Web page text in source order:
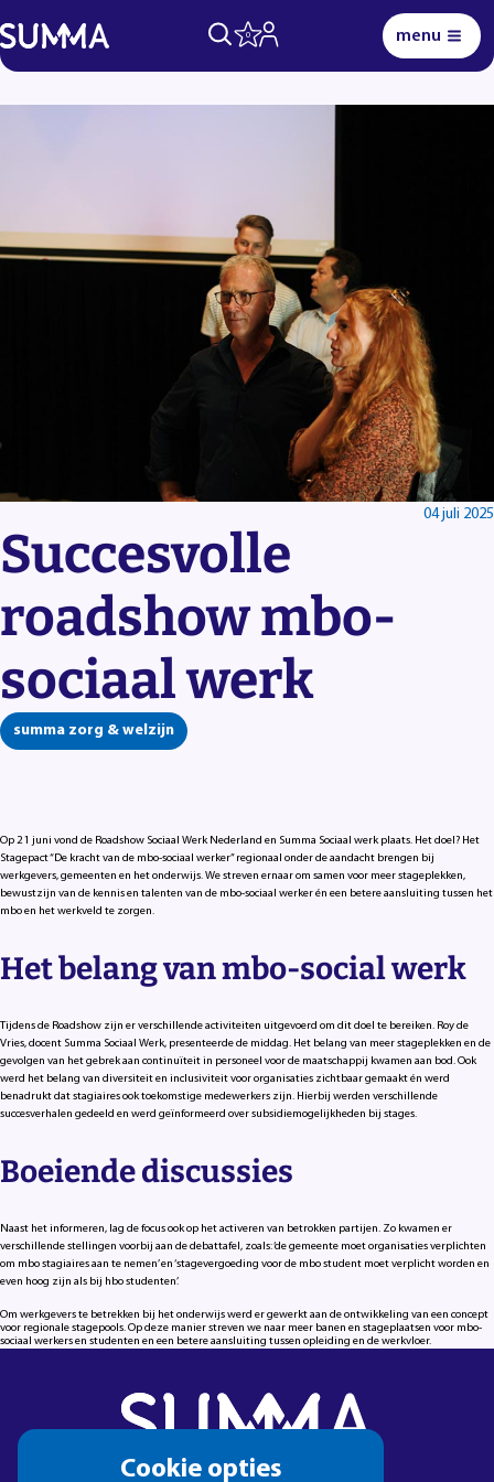
Cookie opties
0 menu
Succesvolle
roadshow mbo-
sociaal werk
04 juli 2025
summa zorg & welzijn
Op 21 juni vond de Roadshow Sociaal Werk Nederland en Summa Sociaal werk plaats. Het doel? Het
Stagepact “De kracht van de mbo-sociaal werker” regionaal onder de aandacht brengen bij
werkgevers, gemeenten en het onderwijs. We streven ernaar om samen voor meer stageplekken,
bewustzijn van de kennis en talenten van de mbo-sociaal werker én een betere aansluiting tussen het
mbo en het werkveld te zorgen.
Het belang van mbo-social werk
Tijdens de Roadshow zijn er verschillende activiteiten uitgevoerd om dit doel te bereiken. Roy de
Vries, docent Summa Sociaal Werk, presenteerde de middag. Het belang van meer stageplekken en de
gevolgen van het gebrek aan continuïteit in personeel voor de maatschappij kwamen aan bod. Ook
werd het belang van diversiteit en inclusiviteit voor organisaties zichtbaar gemaakt én werd
benadrukt dat stagiaires ook toekomstige medewerkers zijn. Hierbij werden verschillende
succesverhalen gedeeld en werd geïnformeerd over subsidiemogelijkheden bij stages.
Boeiende discussies
Naast het informeren, lag de focus ook op het activeren van betrokken partijen. Zo kwamen er
verschillende stellingen voorbij aan de debattafel, zoals: ‘de gemeente moet organisaties verplichten
om mbo stagiaires aan te nemen’ en ‘stagevergoeding voor de mbo student moet verplicht worden en
even hoog zijn als bij hbo studenten’.
Om werkgevers te betrekken bij het onderwijs werd er gewerkt aan de ontwikkeling van een concept
voor regionale stagepools. Op deze manier streven we naar meer banen en stageplaatsen voor mbo-
sociaal werkers en studenten en een betere aansluiting tussen opleiding en de werkvloer.